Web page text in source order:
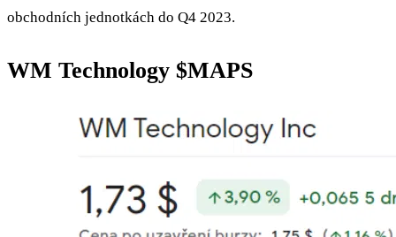
obchodních jednotkách do Q4 2023.
WM Technology $MAPS